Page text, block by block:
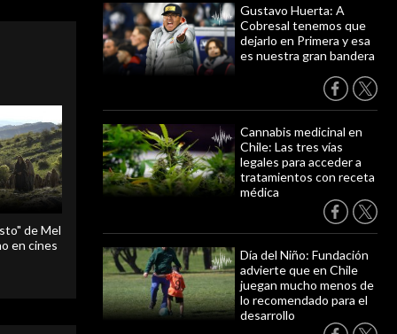
Gustavo Huerta: A
Cobresal tenemos que
dejarlo en Primera y esa
es nuestra gran bandera
Cannabis medicinal en
Chile: Las tres vías
legales para acceder a
tratamientos con receta
médica
Día del Niño: Fundación
advierte que en Chile
juegan mucho menos de
lo recomendado para el
desarrollo
de Mel
en cines